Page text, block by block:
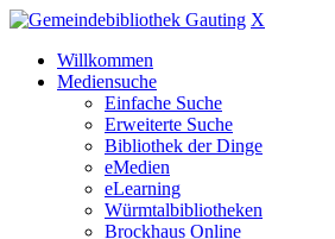
X
Willkommen
Mediensuche
Einfache Suche
Erweiterte Suche
Bibliothek der Dinge
eMedien
eLearning
Würmtalbibliotheken
Brockhaus Online